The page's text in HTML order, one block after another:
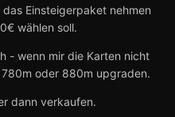
Einsteigerpaket nehmen
wählen soll.
- wenn mir die Karten nicht
oder 880m upgraden.
dann verkaufen.